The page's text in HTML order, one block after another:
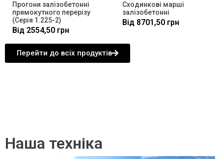
Прогони залізобетонні
прямокутного перерізу
(Серія 1.225-2)
Від 2554,50 грн
Сходинкові марші
залізобетонні
Від 8701,50 грн
Перейти до всіх продуктів
Наша техніка